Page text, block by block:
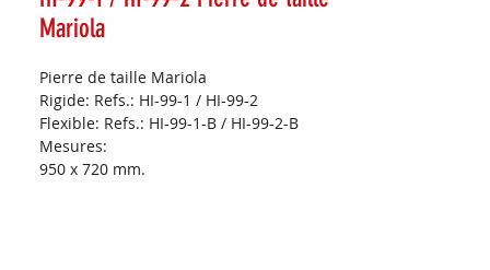
Mariola
Pierre de taille Mariola
Rigide: Refs.: HI-99-1 / HI-99-2
Flexible: Refs.: HI-99-1-B / HI-99-2-B
Mesures:
950 x 720 mm.